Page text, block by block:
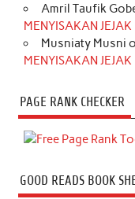
Amril Taufik
MENYISAKAN
Musniaty Musni
MENYISAKAN
PAGE RANK CHECKER
GOOD READS BOOK